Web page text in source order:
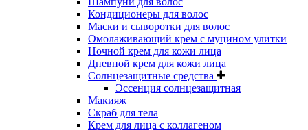
Кондиционеры для волос
Маски и сыворотки для волос
Омолаживающий крем с муцином улитки
Ночной крем для кожи лица
Дневной крем для кожи лица
Солнцезащитные средства
Эссенция солнцезащитная
Макияж
Скраб для тела
Крем для лица с коллагеном